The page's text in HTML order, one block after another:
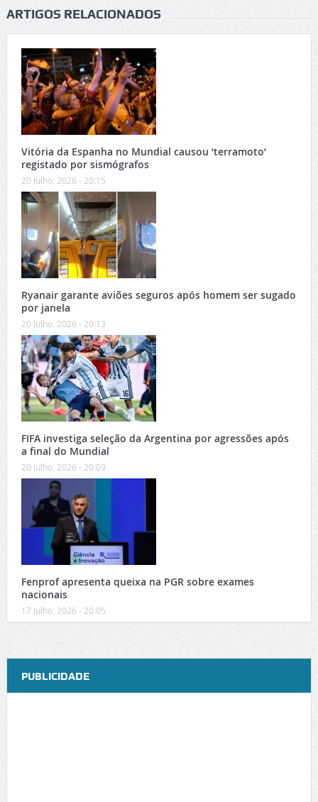
ARTIGOS RELACIONADOS
Vitória da Espanha no Mundial causou ‘terramoto’
registado por sismógrafos
20 Julho, 2026 - 20:15
Ryanair garante aviões seguros após homem ser sugado
por janela
20 Julho, 2026 - 20:13
FIFA investiga seleção da Argentina por agressões após
a final do Mundial
20 Julho, 2026 - 20:09
Fenprof apresenta queixa na PGR sobre exames
nacionais
17 Julho, 2026 - 20:05
PUBLICIDADE